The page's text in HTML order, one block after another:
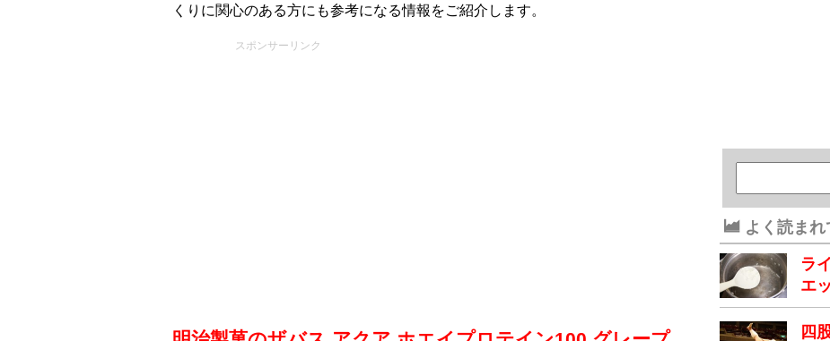
くりに関心のある方にも参考になる情報をご紹介します。
スポンサーリンク
よく読ま
ラ
エ
四